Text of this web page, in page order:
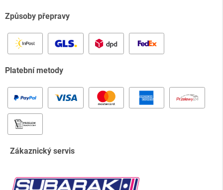
Způsoby přepravy
Platební metody
Zákaznický servis